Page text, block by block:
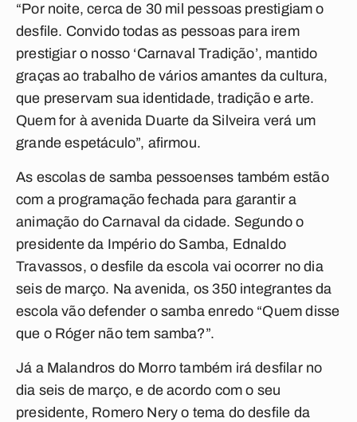
“Por noite, cerca de 30 mil pessoas prestigiam o
desfile. Convido todas as pessoas para irem
prestigiar o nosso ‘Carnaval Tradição’, mantido
graças ao trabalho de vários amantes da cultura,
que preservam sua identidade, tradição e arte.
Quem for à avenida Duarte da Silveira verá um
grande espetáculo”, afirmou.
As escolas de samba pessoenses também estão
com a programação fechada para garantir a
animação do Carnaval da cidade. Segundo o
presidente da Império do Samba, Ednaldo
Travassos, o desfile da escola vai ocorrer no dia
seis de março. Na avenida, os 350 integrantes da
escola vão defender o samba enredo “Quem disse
que o Róger não tem samba?”.
Já a Malandros do Morro também irá desfilar no
dia seis de março, e de acordo com o seu
presidente, Romero Nery o tema do desfile da